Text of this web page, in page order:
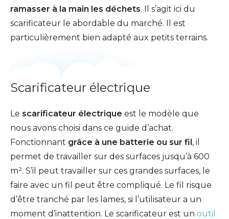
ramasser à la main les déchets. Il s’agit ici du
scarificateur le abordable du marché. Il est
particulièrement bien adapté aux petits terrains.
Scarificateur électrique
Le scarificateur électrique est le modèle que
nous avons choisi dans ce guide d’achat.
Fonctionnant grâce à une batterie ou sur fil, il
permet de travailler sur des surfaces jusqu’à 600
m². S’il peut travailler sur ces grandes surfaces, le
faire avec un fil peut être compliqué. Le fil risque
d’être tranché par les lames, si l’utilisateur a un
moment d’inattention. Le scarificateur est un outil